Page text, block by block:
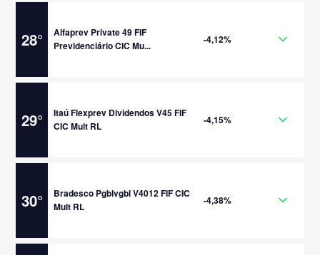
28°
Alfaprev Private 49 FIF
Previdenciário CIC Mu...
-4,12%
29°
Itaú Flexprev Dividendos V45 FIF
CIC Mult RL
-4,15%
30°
Bradesco Pgblvgbl V4012 FIF CIC
Mult RL
-4,38%